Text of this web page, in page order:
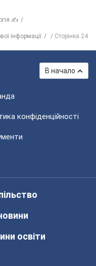
✍
інформації
Сторінка 24
В начало
конфіденційності
освіти